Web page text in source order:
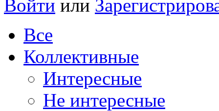
Войти или
Все
Коллективные
Интересные
Не интересные